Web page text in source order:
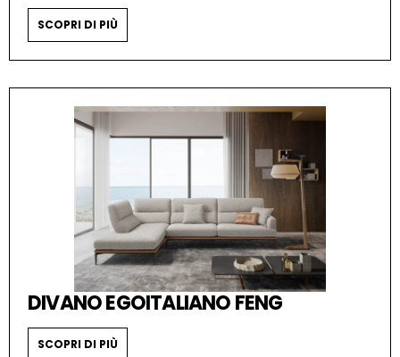
SCOPRI DI PIÙ
DIVANO EGOITALIANO FENG
SCOPRI DI PIÙ